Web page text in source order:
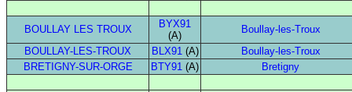
BOULLAY LES TROUX
BYX91
(A)
Boullay-les-Troux
BOULLAY-LES-TROUX
BLX91(A)
Boullay-les-Troux
BRETIGNY-SUR-ORGE
BTY91 (A) Bretigny